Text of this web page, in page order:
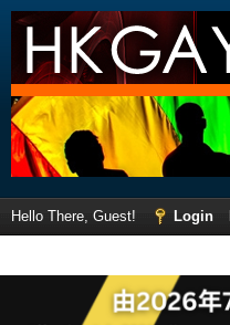
Hello There, Guest! Login